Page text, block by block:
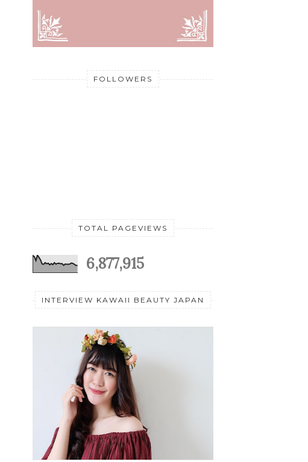
FOLLOWERS
TOTAL PAGEVIEWS
6,877,915
INTERVIEW KAWAII BEAUTY JAPAN